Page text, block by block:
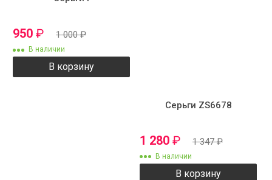
950 ₽ 1 000₽
В наличии
В корзину
Серьги ZS6678
1 280 ₽ 1 347₽
В наличии
В корзину